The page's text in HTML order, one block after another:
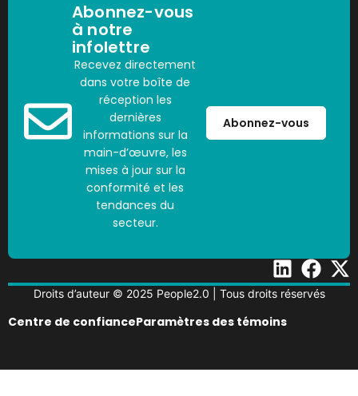
Abonnez-vous
à notre
infolettre
Recevez directement
dans votre boîte de
réception les
dernières
informations sur la
main-d’œuvre, les
mises à jour sur la
conformité et les
tendances du
secteur.
Abonnez-vous
Droits d’auteur © 2025 People2.0 | Tous droits réservés
Centre de confianceParamètres des témoins